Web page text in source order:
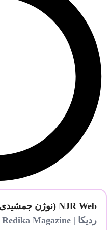
NJR Web (نوژن جمشیدی)